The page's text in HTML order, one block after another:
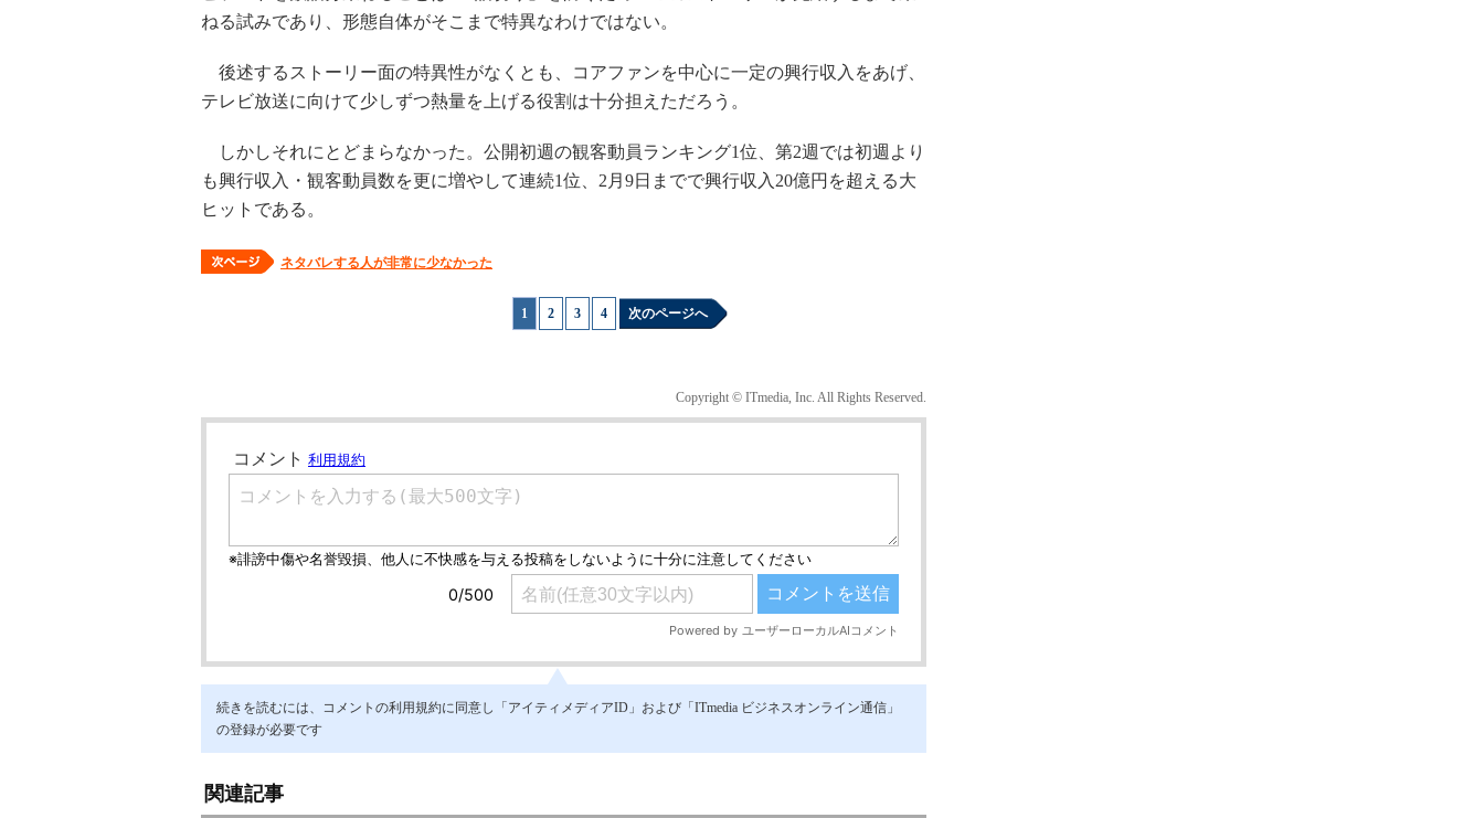
ねる試みであり、形態自体がそこまで特異なわけではない。
後述するストーリー面の特異性がなくとも、コアファンを中心に一定の興行収入をあげ、
テレビ放送に向けて少しずつ熱量を上げる役割は十分担えただろう。
しかしそれにとどまらなかった。公開初週の観客動員ランキング1位、第2週では初週より
も興行収入・観客動員数を更に増やして連続1位、2月9日までで興行収入20億円を超える大
ヒットである。
ネタバレする人が非常に少なかった
1 2 3 4 次のページへ
Copyright © ITmedia, Inc. All Rights Reserved.
続きを読むには、コメントの利用規約に同意し「アイティメディアID」および「ITmedia ビジネスオンライン通信」
の登録が必要です
関連記事